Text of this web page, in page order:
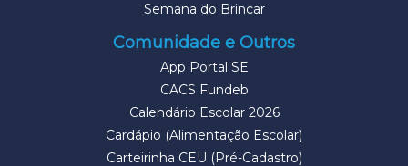
Semana do Brincar
Comunidade e Outros
App Portal SE
CACS Fundeb
Calendário Escolar 2026
Cardápio (Alimentação Escolar)
Carteirinha CEU (Pré-Cadastro)